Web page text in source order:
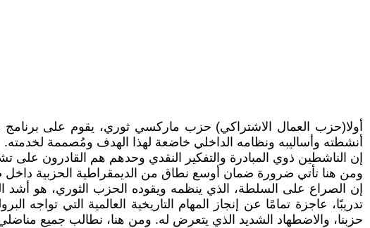
أولا(حزب العمال الاشتراكي) حزب ماركسي ثوري، يقوم على برنامج
أنشطته وأساليبه ونظامه الداخلي خاضعة لهذا الهدف ومُصممة لخدمته.
إن الناشطين ذوي المبادرة والتفكير النقدي وحدهم هم القادرون
ومن هنا تأتي ضرورة ضمان أوسع نطاق من الديمقراطية الحزبية
إن الصراع على السلطة، الذي ينظمه ويقوده الحزب الثوري، هو
تدريبًا، عاجزة تمامًا عن إنجاز المهام التاريخية العالمية التي
حزبنا، والاضطهاد الشديد الذي يتعرض له. ومن هنا، نطالب جميع